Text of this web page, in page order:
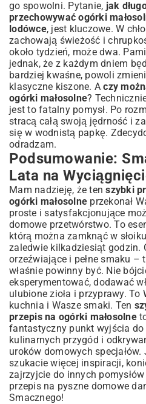
go spowolni. Pytanie, jak
przechowywać ogórki
lodówce, jest kluczowe. W
zachowają świeżość i
około tydzień, może dwa.
jednak, że z każdym dniem
bardziej kwaśne, powoli
klasyczne kiszone. Aczy
ogórki małosolne?
jest to fatalny pomysł. Po
stracą całą swoją jędrność i
się w wodnistą papkę.
odradzam.
Podsumowanie:
Lata na
Mam nadzieję, że tenszybki
ogórki małosolne przekonał
proste i satysfakcjonujące
domowe przetwórstwo. To
którą można zamknąć w
zaledwie kilkadziesiąt godzin.
orzeźwiające i pełne smaku –
właśnie powinny być. Nie
eksperymentować, dodawać
ulubione zioła i przyprawy. To
kuchnia i Wasze smaki. Ten
przepis na ogórki małosolne
fantastyczny punkt wyjścia do
kulinarnych przygód i
uroków domowych specjałów.
szukacie więcej inspiracji,
zajrzyjcie do innych pomysłów
przepis na pyszne domowe
Smacznego!